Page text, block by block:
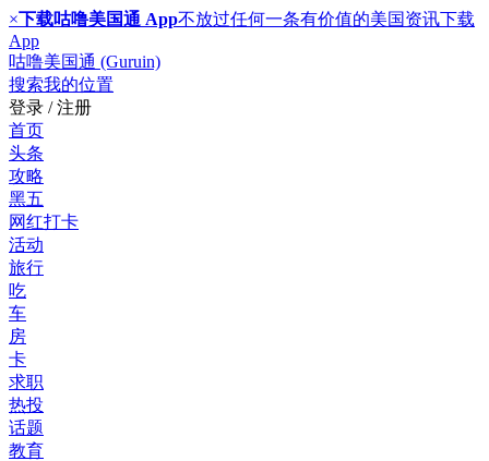
×下载咕噜美国通 App不放过任何一条有价值的美国资讯下载
App
咕噜美国通 (Guruin)
搜索我的位置
登录 / 注册
首页
头条
攻略
黑五
网红打卡
活动
旅行
吃
车
房
卡
求职
热投
话题
教育